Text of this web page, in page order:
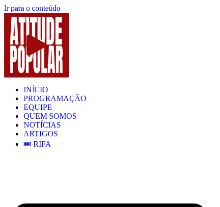
Ir para o conteúdo
INÍCIO
PROGRAMAÇÃO
EQUIPE
QUEM SOMOS
NOTÍCIAS
ARTIGOS
🎟️ RIFA